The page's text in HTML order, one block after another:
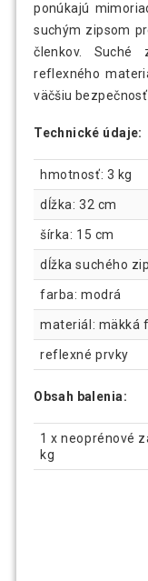
ponúkajú
suchým zipsom
členkov.
reflexného
väčšiu
Technické údaje:
hmotnosť: 3 kg
dĺžka: 32 cm
šírka: 15 cm
dĺžka suchého
farba: modrá
materiál: mäkká
reflexné prvky
Obsah balenia:
1 x neoprénové
kg